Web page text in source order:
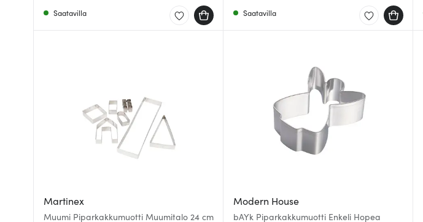
Saatavilla Saatavilla
Martinex
Muumi Piparkakkumuotti Muumitalo 24 cm
Modern House
bAYk Piparkakkumuotti Enkeli Hopea